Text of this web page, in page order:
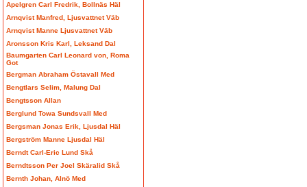
Apelgren Carl Fredrik, Bollnäs Häl
Arnqvist Manfred, Ljusvattnet Väb
Arnqvist Manne Ljusvattnet Väb
Aronsson Kris Karl, Leksand Dal
Baumgarten Carl Leonard von, Roma
Got
Bergman Abraham Östavall Med
Bengtlars Selim, Malung Dal
Bengtsson Allan
Berglund Towa Sundsvall Med
Bergsman Jonas Erik, Ljusdal Häl
Bergström Manne Ljusdal Häl
Berndt Carl-Eric Lund Skå
Berndtsson Per Joel Skäralid Skå
Bernth Johan, Alnö Med